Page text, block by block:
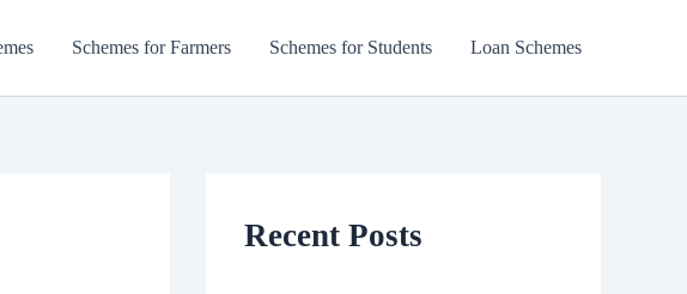
Schemes for Farmers Schemes for Students Loan Schemes
Recent Posts